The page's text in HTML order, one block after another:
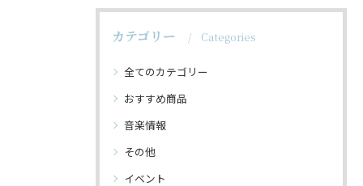
カテゴリー Categories
全てのカテゴリー
おすすめ商品
音楽情報
その他
イベント